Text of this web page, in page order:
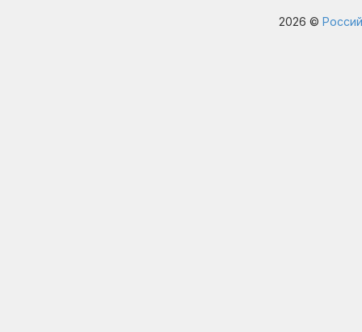
2026 ©